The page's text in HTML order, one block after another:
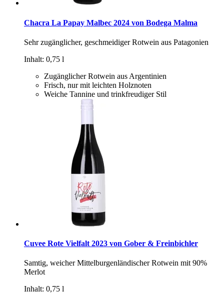
Chacra La Papay Malbec 2024 von Bodega Malma
Sehr zugänglicher, geschmeidiger Rotwein aus Patagonien
Inhalt: 0,75 l
Zugänglicher Rotwein aus Argentinien
Frisch, nur mit leichten Holznoten
Weiche Tannine und trinkfreudiger Stil
Cuvee Rote Vielfalt 2023 von Gober & Freinbichler
Samtig, weicher Mittelburgenländischer Rotwein mit 90%
Merlot
Inhalt: 0,75 l